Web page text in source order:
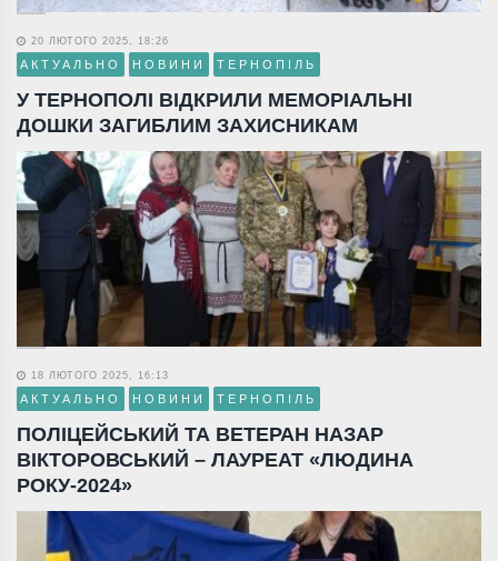
20 ЛЮТОГО 2025, 18:26
АКТУАЛЬНО НОВИНИ ТЕРНОПІЛЬ
У ТЕРНОПОЛІ ВІДКРИЛИ МЕМОРІАЛЬНІ
ДОШКИ ЗАГИБЛИМ ЗАХИСНИКАМ
18 ЛЮТОГО 2025, 16:13
АКТУАЛЬНО НОВИНИ ТЕРНОПІЛЬ
ПОЛІЦЕЙСЬКИЙ ТА ВЕТЕРАН НАЗАР
ВІКТОРОВСЬКИЙ – ЛАУРЕАТ «ЛЮДИНА
РОКУ-2024»